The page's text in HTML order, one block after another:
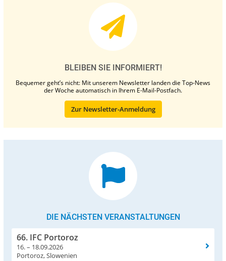
BLEIBEN SIE INFORMIERT!
Bequemer geht’s nicht: Mit unserem Newsletter landen die Top-News
der Woche automatisch in Ihrem E-Mail-Postfach.
Zur Newsletter-Anmeldung
DIE NÄCHSTEN VERANSTALTUNGEN
66. IFC Portoroz
16. – 18.09.2026
Portoroz, Slowenien